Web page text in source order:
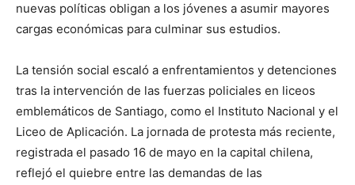
nuevas políticas obligan a los jóvenes a asumir mayores
cargas económicas para culminar sus estudios.
La tensión social escaló a enfrentamientos y detenciones
tras la intervención de las fuerzas policiales en liceos
emblemáticos de Santiago, como el Instituto Nacional y el
Liceo de Aplicación. La jornada de protesta más reciente,
registrada el pasado 16 de mayo en la capital chilena,
reflejó el quiebre entre las demandas de las